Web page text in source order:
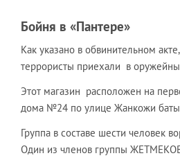
Бойня в «Пантере»
Как указано в обвинительном
террористы приехали в
Этот магазин расположен на
дома №24 по улице Жанкожи
Группа в составе шести человек
Один из членов группы